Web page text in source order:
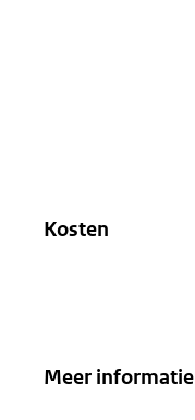
Kosten
Meer informatie